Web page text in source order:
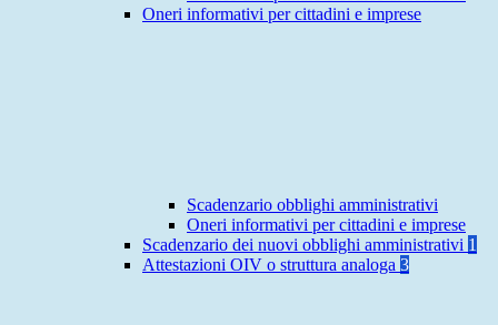
Oneri informativi per cittadini e imprese
Scadenzario obblighi amministrativi
Oneri informativi per cittadini e imprese
Scadenzario dei nuovi obblighi amministrativi 1
Attestazioni OIV o struttura analoga 3